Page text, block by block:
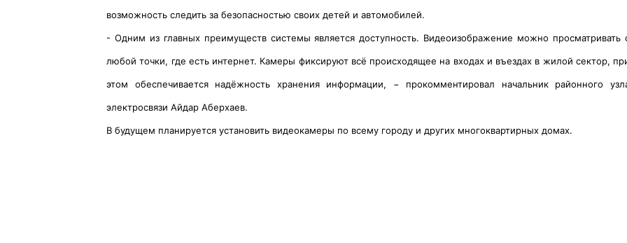
возможность следить за безопасностью своих детей и автомобилей.
- Одним из главных преимуществ системы является доступность. Видеоизображение можно просматривать
любой точки, где есть интернет. Камеры фиксируют всё происходящее на входах и въездах в жилой сектор,
этом обеспечивается надёжность хранения информации, − прокомментировал начальник районного
электросвязи Айдар Аберхаев.
В будущем планируется установить видеокамеры по всему городу и других многоквартирных домах.